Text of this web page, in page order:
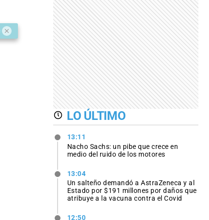
LO ÚLTIMO
13:11
Nacho Sachs: un pibe que crece en
medio del ruido de los motores
13:04
Un salteño demandó a AstraZeneca y al
Estado por $191 millones por daños que
atribuye a la vacuna contra el Covid
12:50